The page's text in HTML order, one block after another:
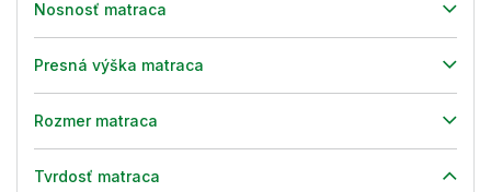
Nosnosť matraca
Presná výška matraca
Rozmer matraca
Tvrdosť matraca